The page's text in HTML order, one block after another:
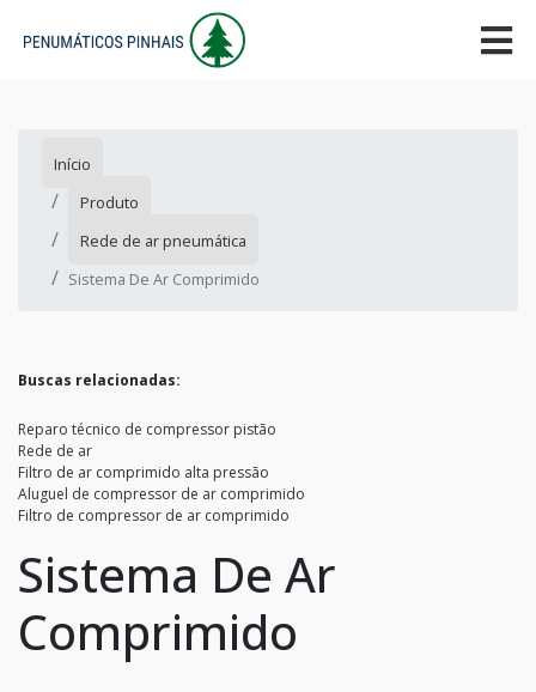
Início
Produto
Rede de ar pneumática
Sistema De Ar Comprimido
Buscas relacionadas:
Reparo técnico de compressor pistão
Rede de ar
Filtro de ar comprimido alta pressão
Aluguel de compressor de ar comprimido
Filtro de compressor de ar comprimido
Sistema De Ar
Comprimido